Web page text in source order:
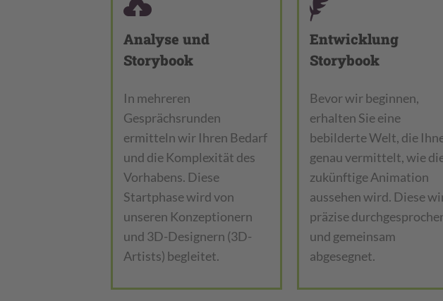
Analyse und
Storybook
In mehreren
Gesprächsrunden
ermitteln wir Ihren Bedarf
und die Komplexität des
Vorhabens. Diese
Startphase wird von
unseren Konzeptionern
und 3D-Designern (3D-
Artists) begleitet.
Entwicklung
Storybook
Bevor wir beginnen,
erhalten Sie eine
bebilderte Welt, die
genau vermittelt, wie
zukünftige Animation
aussehen wird. Diese
präzise
und gemeinsam
abgesegnet.